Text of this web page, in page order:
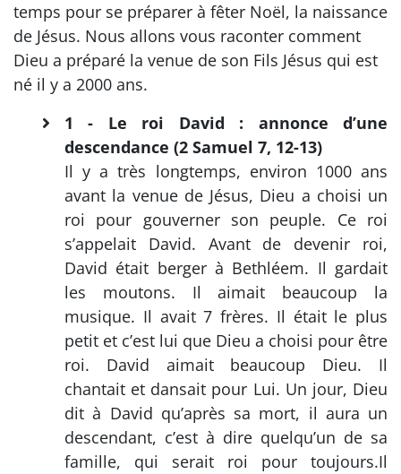
temps pour se préparer à fêter Noël, la naissance
de Jésus. Nous allons vous raconter comment
Dieu a préparé la venue de son Fils Jésus qui est
né il y a 2000 ans.
1 - Le roi David : annonce d’une
descendance (2 Samuel 7, 12-13)
Il y a très longtemps, environ 1000 ans
avant la venue de Jésus, Dieu a choisi un
roi pour gouverner son peuple. Ce roi
s’appelait David. Avant de devenir roi,
David était berger à Bethléem. Il gardait
les moutons. Il aimait beaucoup la
musique. Il avait 7 frères. Il était le plus
petit et c’est lui que Dieu a choisi pour être
roi. David aimait beaucoup Dieu. Il
chantait et dansait pour Lui. Un jour, Dieu
dit à David qu’après sa mort, il aura un
descendant, c’est à dire quelqu’un de sa
famille, qui serait roi pour toujours.Il